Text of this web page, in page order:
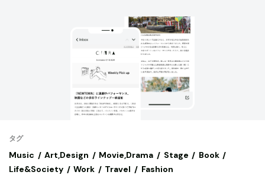
タグ
Music Art,Design Movie,Drama Stage
Book
Life&Society
Work Travel Fashion